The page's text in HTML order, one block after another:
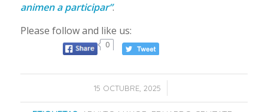
animen a participar”.
Please follow and like us:
0
15 OCTUBRE, 2025
/